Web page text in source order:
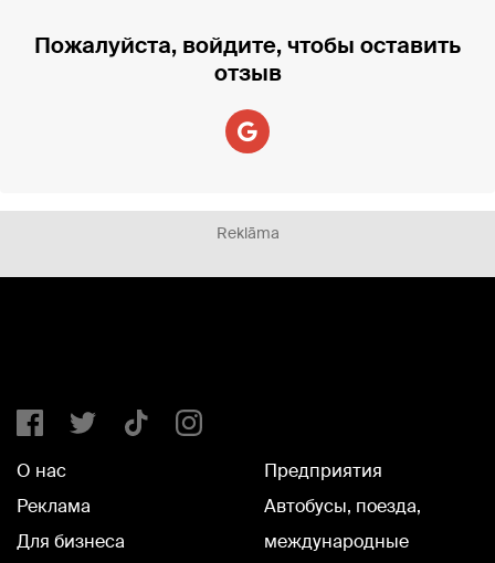
Пожалуйста, войдите, чтобы оставить
отзыв
Reklāma
О нас
Реклама
Для бизнеса
Предприятия
Автобусы, поезда,
международные